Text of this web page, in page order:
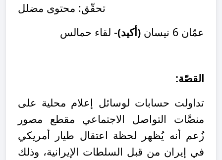
تحقّق: محتوى مضلل
عمّان 6 نيسان
(أكيد)- لقاء حمالس
القصّة:
تداولت حسابات لوسائل إعلام محلية على
منصَّات التواصل الاجتماعي مقطع مصور
زُعم أنه يُظهر لحظة اعتقال طيار أمريكي
في إيران من قبل السلطات الإيرانية، وذلك